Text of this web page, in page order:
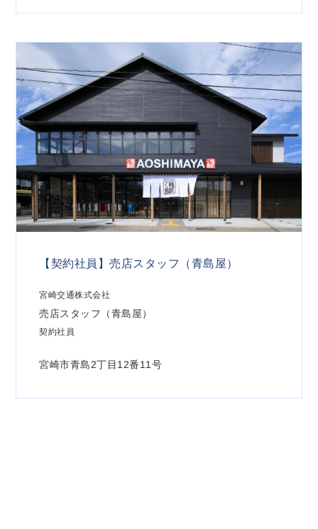
【契約社員】売店スタッフ（青島屋）
宮崎交通株式会社
売店スタッフ（青島屋）
契約社員
宮崎市青島2丁目12番11号